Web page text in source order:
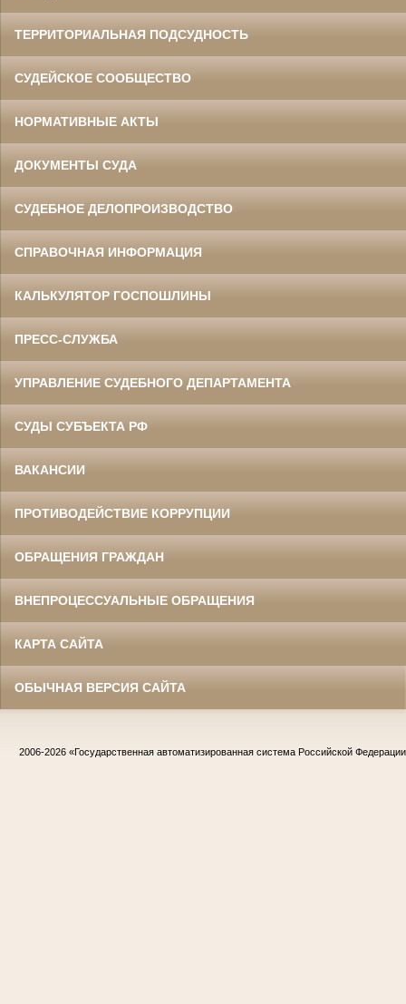
ТЕРРИТОРИАЛЬНАЯ ПОДСУДНОСТЬ
СУДЕЙСКОЕ СООБЩЕСТВО
НОРМАТИВНЫЕ АКТЫ
ДОКУМЕНТЫ СУДА
СУДЕБНОЕ ДЕЛОПРОИЗВОДСТВО
СПРАВОЧНАЯ ИНФОРМАЦИЯ
КАЛЬКУЛЯТОР ГОСПОШЛИНЫ
ПРЕСС-СЛУЖБА
УПРАВЛЕНИЕ СУДЕБНОГО ДЕПАРТАМЕНТА
СУДЫ СУБЪЕКТА РФ
ВАКАНСИИ
ПРОТИВОДЕЙСТВИЕ КОРРУПЦИИ
ОБРАЩЕНИЯ ГРАЖДАН
ВНЕПРОЦЕССУАЛЬНЫЕ ОБРАЩЕНИЯ
КАРТА САЙТА
ОБЫЧНАЯ ВЕРСИЯ САЙТА
2006-2026 «Государственная автоматизированная система Российской